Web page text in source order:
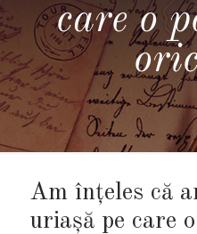
care o
Am înțeles că
uriașă pe care